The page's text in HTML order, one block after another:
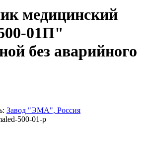
медицинский
01П"
без аварийного
Завод "ЭМА", Россия
500-01-p